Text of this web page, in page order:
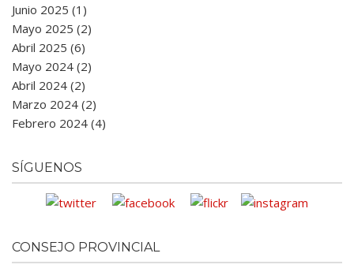
Junio 2025 (1)
Mayo 2025 (2)
Abril 2025 (6)
Mayo 2024 (2)
Abril 2024 (2)
Marzo 2024 (2)
Febrero 2024 (4)
SÍGUENOS
CONSEJO PROVINCIAL